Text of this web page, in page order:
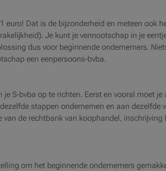
Dat is de bijzonderheid en meteen ook
Je kunt je vennootschap in je
dus voor beginnende ondernemers.
een eenpersoons-bvba.
S-bvba op te richten. Eerst en vooral moet
stappen ondernemen en aan dezelfde
van de rechtbank van koophandel,
om het beginnende ondernemers